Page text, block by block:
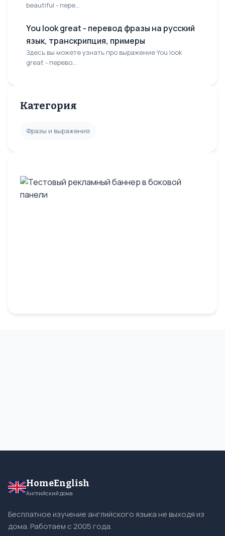
beautiful - пере...
You look great - перевод фразы на русский
язык, транскрипция, примеры
Здесь вы можете узнать про выражение You look
great - перево...
Категория
Фразы и выражения
HomeEnglish
Английский дома
Бесплатное изучение английского языка не выходя из
дома. Работаем с 2005 года.